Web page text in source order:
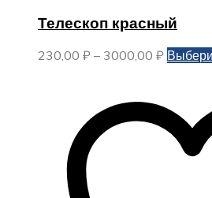
Телескоп красный
230,00 ₽ – 3000,00 ₽
3000,00